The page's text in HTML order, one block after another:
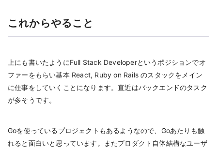
これからやること
上にも書いたようにFull Stack Developerというポジションでオ
ファーをもらい基本 React, Ruby on Rails のスタックをメイン
に仕事をしていくことになります。直近はバックエンドのタスク
が多そうです。
Goを使っているプロジェクトもあるようなので、Goあたりも触
れると面白いと思っています。またプロダクト自体結構なユーザ